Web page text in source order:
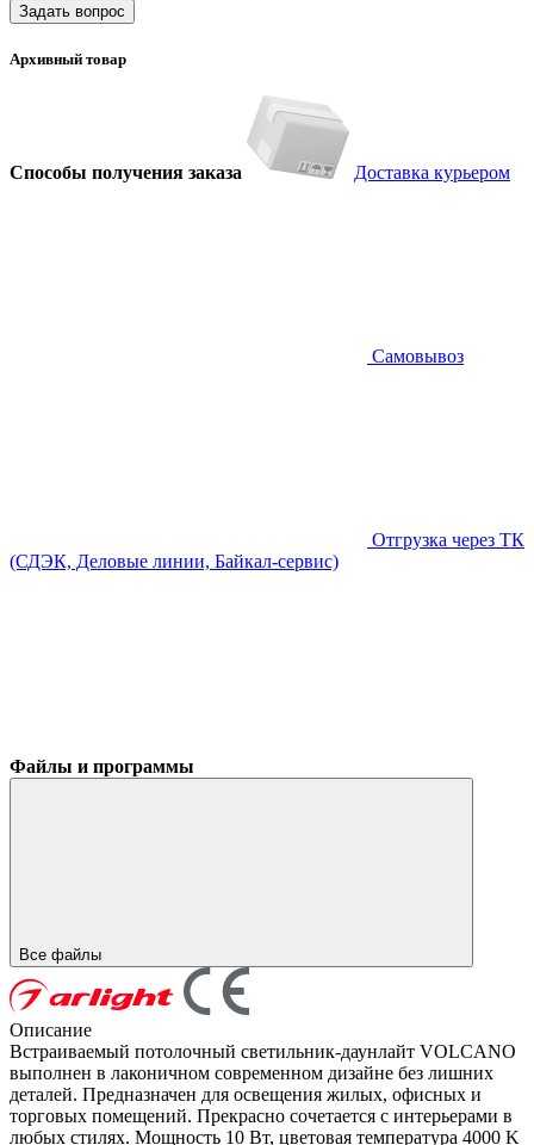
Задать вопрос
Архивный товар
Способы получения заказа Доставка курьером
Самовывоз
Отгрузка через ТК
(СДЭК, Деловые линии, Байкал-сервис)
Файлы и программы
Все файлы
Описание
Встраиваемый потолочный светильник-даунлайт VOLCANO
выполнен в лаконичном современном дизайне без лишних
деталей. Предназначен для освещения жилых, офисных и
торговых помещений. Прекрасно сочетается с интерьерами в
любых стилях. Мощность 10 Вт, цветовая температура 4000 K